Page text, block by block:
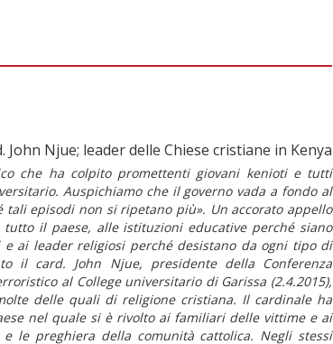
John Njue; leader delle Chiese cristiane in Kenya
che ha colpito promettenti giovani kenioti e tutti
Auspichiamo che il governo vada a fondo al
episodi non si ripetano più». Un accorato appello
tutto il paese, alle istituzioni educative perché siano
ai leader religiosi perché desistano da ogni tipo di
il card. John Njue, presidente della Conferenza
al College universitario di Garissa (2.4.2015),
delle quali di religione cristiana. Il cardinale ha
nel quale si è rivolto ai familiari delle vittime e ai
le preghiera della comunità cattolica. Negli stessi